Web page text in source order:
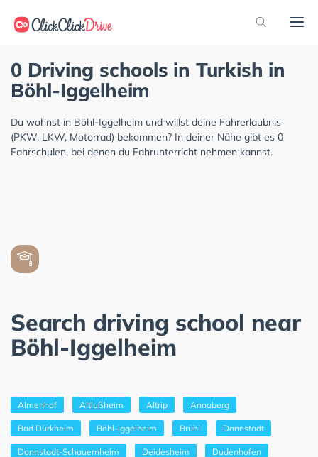
0 Driving schools in Turkish in
Böhl-Iggelheim
Du wohnst in Böhl-Iggelheim und willst deine Fahrerlaubnis
(PKW, LKW, Motorrad) bekommen? In deiner Nähe gibt es 0
Fahrschulen, bei denen du Fahrunterricht nehmen kannst.
Search driving school near
Böhl-Iggelheim
Almenhof Altlußheim Altrip Annaberg
Bad Dürkheim Böhl-Iggelheim Brühl Dannstadt
Dannstadt-Schauernheim Deidesheim Dudenhofen